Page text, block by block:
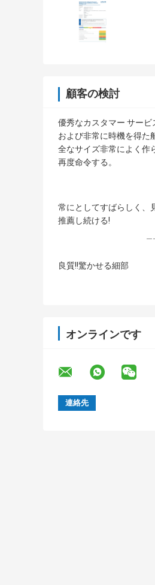
顧客の検討
優秀なカスタマー サービ
および非常に時機を得た
全なサイズ非常によく作
再度命令する。
常にとしてすばらしく、
推薦し続ける!
良質!!驚かせる細部
オンラインです